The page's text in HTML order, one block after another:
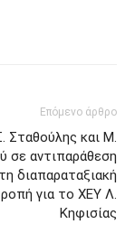
Επόμενο άρθρο
Σταθούλης και Μ.
σε αντιπαράθεση
διαπαραταξιακή
για το ΧΕΥ Λ.
Κηφισίας